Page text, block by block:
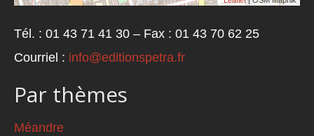
Tél. : 01 43 71 41 30 – Fax : 01 43 70 62 25
Courriel : info@editionspetra.fr
Par thèmes
Méandre